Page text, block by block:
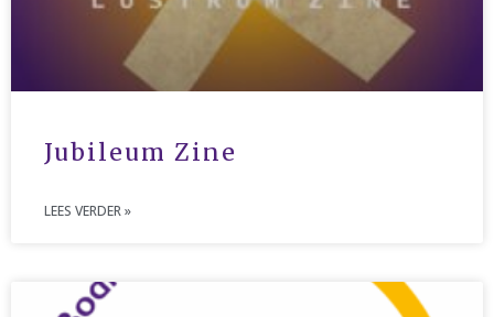
maart 2022
februari 2022
Jubileum Zine
LEES VERDER »